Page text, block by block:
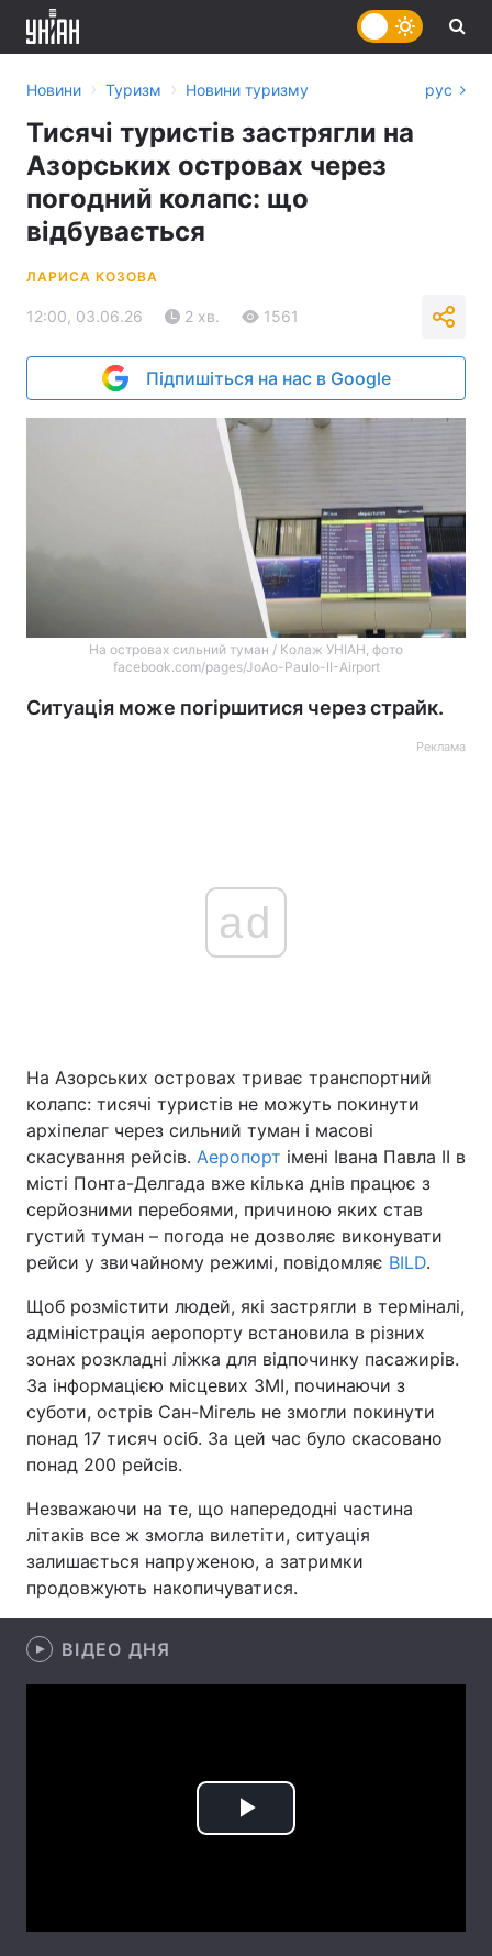
Головна Війна
Україна Політика
Економіка Світ
Спорт
Техно і зв'язок Лайт
Зброя Інциденти
Здоров'я Туризм
Цікавинки Погода
Екологія
Лонгріди
Відео з Youtube Статті
Новини › Туризм › Новини туризму рус
Тисячі туристів застрягли на
Азорських островах через
погодний колапс: що
відбувається
ЛАРИСА КОЗОВА
12:00, 03.06.26 2 хв. 1561
Підпишіться на нас в Google
На островах сильний туман / Колаж УНІАН, фото
facebook.com/pages/JoAo-Paulo-II-Airport
Ситуація може погіршитися через страйк.
Реклама
ad
На Азорських островах триває транспортний
колапс: тисячі туристів не можуть покинути
архіпелаг через сильний туман і масові
скасування рейсів. Аеропорт імені Івана Павла II в
місті Понта-Делгада вже кілька днів працює з
серйозними перебоями, причиною яких став
густий туман – погода не дозволяє виконувати
рейси у звичайному режимі, повідомляє BILD.
Щоб розмістити людей, які застрягли в терміналі,
адміністрація аеропорту встановила в різних
зонах розкладні ліжка для відпочинку пасажирів.
За інформацією місцевих ЗМІ, починаючи з
суботи, острів Сан-Мігель не змогли покинути
понад 17 тисяч осіб. За цей час було скасовано
понад 200 рейсів.
Незважаючи на те, що напередодні частина
літаків все ж змогла вилетіти, ситуація
залишається напруженою, а затримки
продовжують накопичуватися.
ВІДЕО ДНЯ
Play